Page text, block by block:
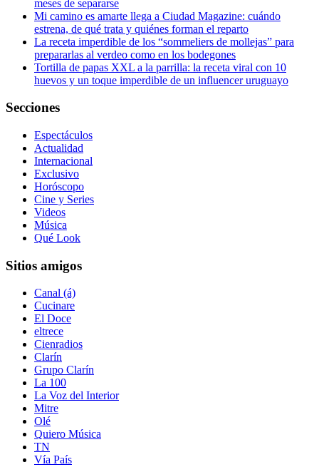
meses de separarse
Mi camino es amarte llega a Ciudad Magazine: cuándo
estrena, de qué trata y quiénes forman el reparto
La receta imperdible de los “sommeliers de mollejas” para
prepararlas al verdeo como en los bodegones
Tortilla de papas XXL a la parrilla: la receta viral con 10
huevos y un toque imperdible de un influencer uruguayo
Secciones
Espectáculos
Actualidad
Internacional
Exclusivo
Horóscopo
Cine y Series
Videos
Música
Qué Look
Sitios amigos
Canal (á)
Cucinare
El Doce
eltrece
Cienradios
Clarín
Grupo Clarín
La 100
La Voz del Interior
Mitre
Olé
Quiero Música
TN
Vía País